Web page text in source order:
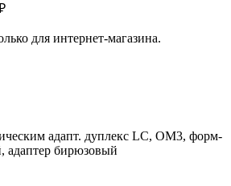
для интернет-магазина.
адапт. дуплекс LC, OM3, форм-
адаптер бирюзовый